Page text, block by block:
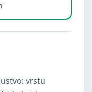
vrstu